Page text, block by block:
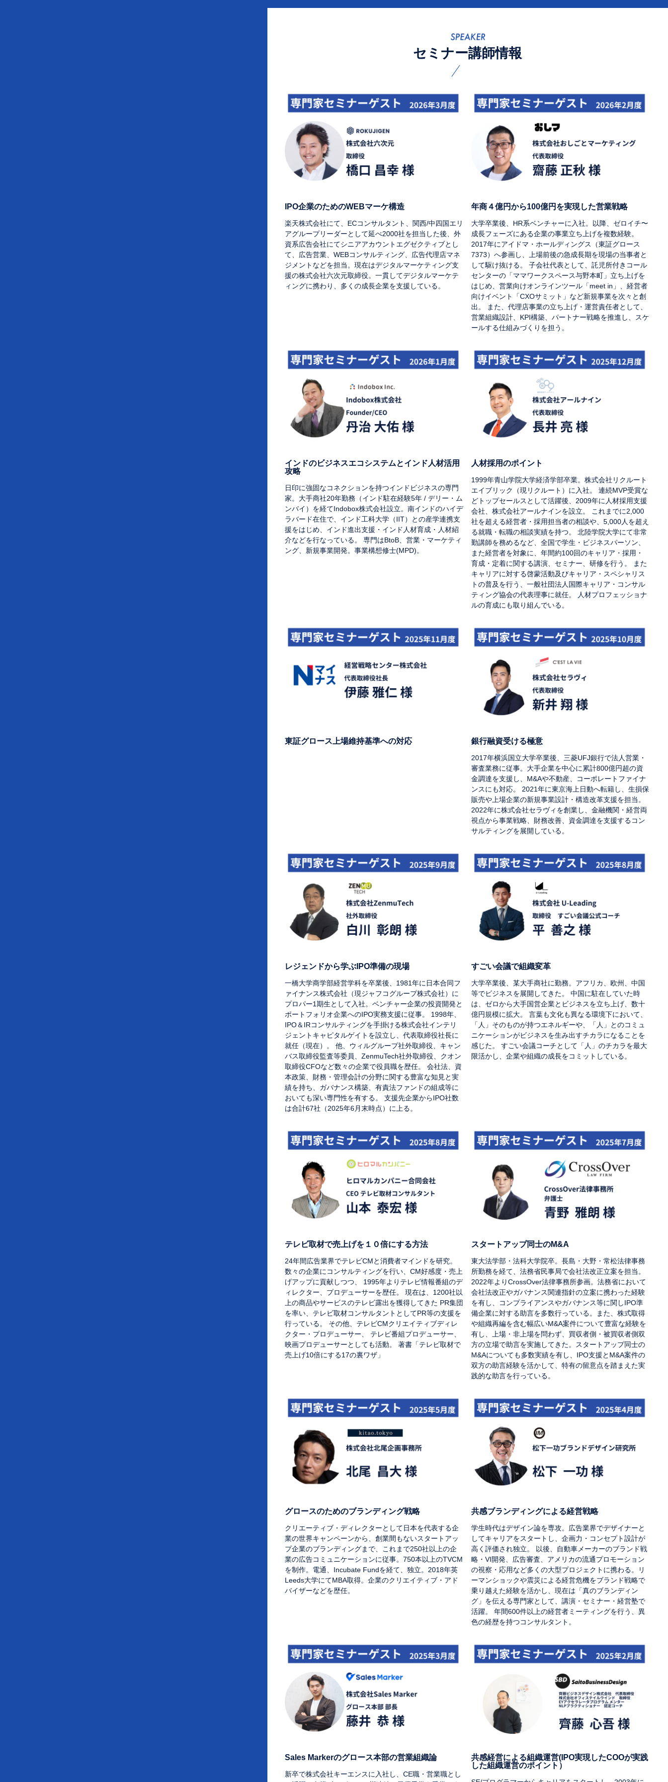
セミナー講師情報
IPO企業のためのWEBマーケ構造
楽天株式会社にて、ECコンサルタント、関西/中四国エリ
アグループリーダーとして延べ2000社を担当した後、外
資系広告会社にてシニアアカウントエグゼクティブとし
て、広告営業、WEBコンサルティング、広告代理店マネ
ジメントなどを担当。現在はデジタルマーケティング支
援の株式会社六次元取締役。一貫してデジタルマーケテ
ィングに携わり、多くの成長企業を支援している。
年商４億円から100億円を実現した営業戦略
大学卒業後、HR系ベンチャーに入社。以降、ゼロイチ〜
成長フェーズにある企業の事業立ち上げを複数経験。
2017年にアイドマ・ホールディングス（東証グロース
7373）へ参画し、上場前後の急成長期を現場の当事者と
して駆け抜ける。 子会社代表として、託児所付きコール
センターの「ママワークスペース与野本町」立ち上げを
はじめ、営業向けオンラインツール「meet in」、経営者
向けイベント「CXOサミット」など新規事業を次々と創
出。 また、代理店事業の立ち上げ・運営責任者として、
営業組織設計、KPI構築、パートナー戦略を推進し、スケ
ールする仕組みづくりを担う。
インドのビジネスエコシステムとインド人材活用
攻略
日印に強固なコネクションを持つインドビジネスの専門
家。大手商社20年勤務（インド駐在経験5年 / デリー・ム
ンバイ）を経てIndobox株式会社設立。南インドのハイデ
ラバード在住で、インド工科大学（IIT）との産学連携支
援をはじめ、インド進出支援・インド人材育成・人材紹
介などを行なっている。 専門はBtoB、営業・マーケティ
ング、新規事業開発。事業構想修士(MPD)。
人材採用のポイント
1999年青山学院大学経済学部卒業。株式会社リクルート
エイブリック（現リクルート）に入社。 連続MVP受賞な
どトップセールスとして活躍後、2009年に人材採用支援
会社、株式会社アールナインを設立。 これまでに2,000
社を超える経営者・採用担当者の相談や、5,000人を超え
る就職・転職の相談実績を持つ。 北陸学院大学にて非常
勤講師を務めるなど、全国で学生・ビジネスパーソン、
また経営者を対象に、年間約100回のキャリア・採用・
育成・定着に関する講演、セミナー、研修を行う。 また
キャリアに対する啓蒙活動及びキャリア・スペシャリス
トの普及を行う、一般社団法人国際キャリア・コンサル
ティング協会の代表理事に就任。 人材プロフェッショナ
ルの育成にも取り組んでいる。
東証グロース上場維持基準への対応 銀行融資受ける極意
2017年横浜国立大学卒業後、三菱UFJ銀行で法人営業・
審査業務に従事。大手企業を中心に累計800億円超の資
金調達を支援し、M&Aや不動産、コーポレートファイナ
ンスにも対応。 2021年に東京海上日動へ転籍し、生損保
販売や上場企業の新規事業設計・構造改革支援を担当。
2022年に株式会社セラヴィを創業し、金融機関・経営両
視点から事業戦略、財務改善、資金調達を支援するコン
サルティングを展開している。
レジェンドから学ぶIPO準備の現場
一橋大学商学部経営学科を卒業後、1981年に日本合同フ
ァイナンス株式会社（現ジャフコグループ株式会社）に
プロパー1期生として入社。ベンチャー企業の投資開発と
ポートフォリオ企業へのIPO実務支援に従事。 1998年、
IPO＆IRコンサルティングを手掛ける株式会社インテリ
ジェントキャピタルゲイトを設立し、代表取締役社長に
就任（現在）。 他、ウィルグループ社外取締役、キャン
バス取締役監査等委員、ZenmuTech社外取締役、クオン
取締役CFOなど数々の企業で役員職を歴任。 会社法、資
本政策、財務・管理会計の分野に関する豊富な知見と実
績を持ち、ガバナンス構築、有責法ファンドの組成等に
おいても深い専門性を有する。 支援先企業からIPO社数
は合計67社（2025年6月末時点）に上る。
すごい会議で組織変革
大学卒業後、某大手商社に勤務。アフリカ、欧州、中国
等でビジネスを展開してきた。 中国に駐在していた時
は、ゼロから大手国営企業とビジネスを立ち上げ、数十
億円規模に拡大。 言葉も文化も異なる環境下において、
「人」そのものが持つエネルギーや、「人」とのコミュ
ニケーションがビジネスを生み出すチカラになることを
感じた。 すごい会議コーチとして「人」のチカラを最大
限活かし、企業や組織の成長をコミットしている。
テレビ取材で売上げを１０倍にする方法
24年間広告業界でテレビCMと消費者マインドを研究。
数々の企業にコンサルティングを行い、CM好感度・売上
げアップに貢献しつつ、 1995年よりテレビ情報番組のデ
ィレクター、プロデューサーを歴任。 現在は、1200社以
上の商品やサービスのテレビ露出を獲得してきた PR集団
を率い、テレビ取材コンサルタントとしてPR等の支援を
行っている。 その他、テレビCMクリエイティブディレ
クター・プロデューサー、 テレビ番組プロデューサー、
映画プロデューサーとしても活動。 著書「テレビ取材で
売上げ10倍にする17の裏ワザ」
スタートアップ同士のM&A
東大法学部・法科大学院卒。長島・大野・常松法律事務
所勤務を経て、法務省民事局で会社法改正立案を担当。
2022年よりCrossOver法律事務所参画。法務省において
会社法改正やガバナンス関連指針の立案に携わった経験
を有し、コンプライアンスやガバナンス等に関しIPO準
備企業に対する助言を多数行っている。また、株式取得
や組織再編を含む幅広いM&A案件について豊富な経験を
有し、上場・非上場を問わず、買収者側・被買収者側双
方の立場で助言を実施してきた。スタートアップ同士の
M&Aについても多数実績を有し、IPO支援とM&A案件の
双方の助言経験を活かして、特有の留意点を踏まえた実
践的な助言を行っている。
グロースのためのブランディング戦略
クリエーティブ・ディレクターとして日本を代表する企
業の世界キャンペーンから、創業間もないスタートアッ
プ企業のブランディングまで、これまで250社以上の企
業の広告コミュニケーションに従事。750本以上のTVCM
を制作。電通、Incubate Fundを経て、独立。2018年英
Leeds大学にてMBA取得。企業のクリエイティブ・アド
バイザーなどを歴任。
共感ブランディングによる経営戦略
学生時代はデザイン論を専攻。広告業界でデザイナーと
してキャリアをスタートし、企画力・コンセプト設計が
高く評価され独立。 以後、自動車メーカーのブランド戦
略・VI開発、広告審査、アメリカの流通プロモーション
の視察・応用など多くの大型プロジェクトに携わる。リ
ーマンショックや震災による経営危機をブランド戦略で
乗り越えた経験を活かし、現在は「真のブランディン
グ」を伝える専門家として、講演・セミナー・経営塾で
活躍。 年間600件以上の経営者ミーティングを行う、異
色の経歴を持つコンサルタント。
Sales Markerのグロース本部の営業組織論
新卒で株式会社キーエンスに入社し、CE職・営業職とし
共感経営による組織運営(IPO実現したCOOが実践
した組織運営のポイント）